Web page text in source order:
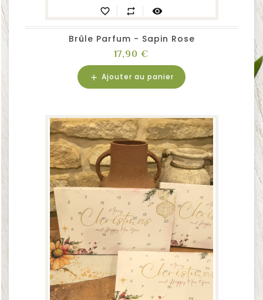
favorite_border repeat visibility
Brûle Parfum - Sapin Rose
Prix
17,90 €
add Ajouter au panier